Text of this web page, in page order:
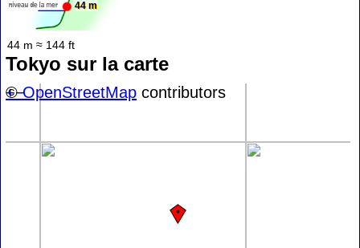
44 m
44 m ≈ 144 ft
Tokyo sur la carte
+−
©OpenStreetMap contributors